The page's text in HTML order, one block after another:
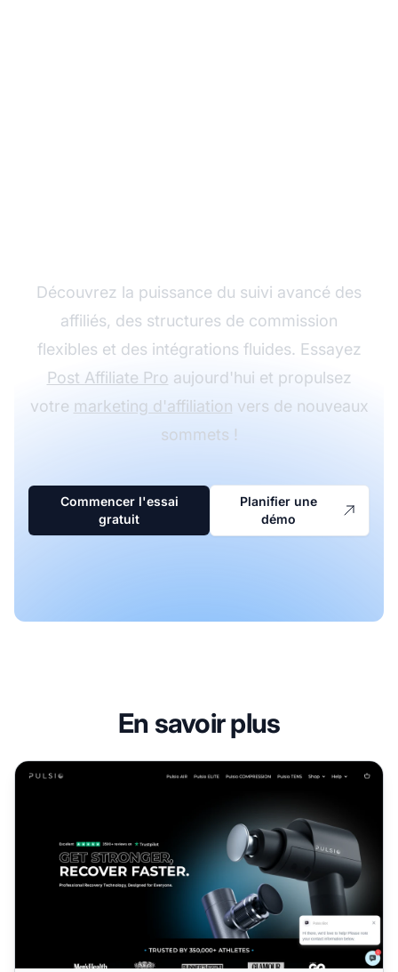
Découvrez la puissance du suivi avancé des
affiliés, des structures de commission
flexibles et des intégrations fluides. Essayez
Post Affiliate Pro aujourd'hui et propulsez
votre marketing d'affiliation vers de nouveaux
sommets !
Commencer l'essai
gratuit
Planifier une
démo
En savoir plus
Programme d'affiliation Pulsio